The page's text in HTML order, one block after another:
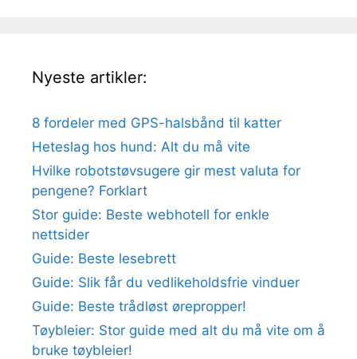
Nyeste artikler:
8 fordeler med GPS-halsbånd til katter
Heteslag hos hund: Alt du må vite
Hvilke robotstøvsugere gir mest valuta for
pengene? Forklart
Stor guide: Beste webhotell for enkle
nettsider
Guide: Beste lesebrett
Guide: Slik får du vedlikeholdsfrie vinduer
Guide: Beste trådløst ørepropper!
Tøybleier: Stor guide med alt du må vite om å
bruke tøybleier!